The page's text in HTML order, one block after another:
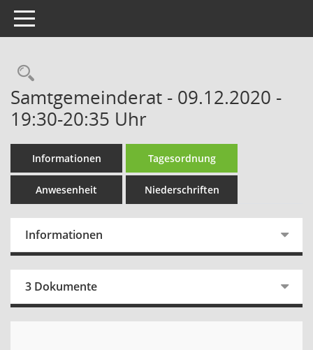
Toggle navigation
Rechercheauswahl
Samtgemeinderat - 09.12.2020 -
19:30-20:35 Uhr
Informationen Tagesordnung
Anwesenheit Niederschriften
Informationen
3 Dokumente